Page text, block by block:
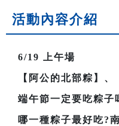
活動內容介紹
6/19 上午場
【阿公的北部粽】、
端午節一定要吃粽子
哪一種粽子最好吃?